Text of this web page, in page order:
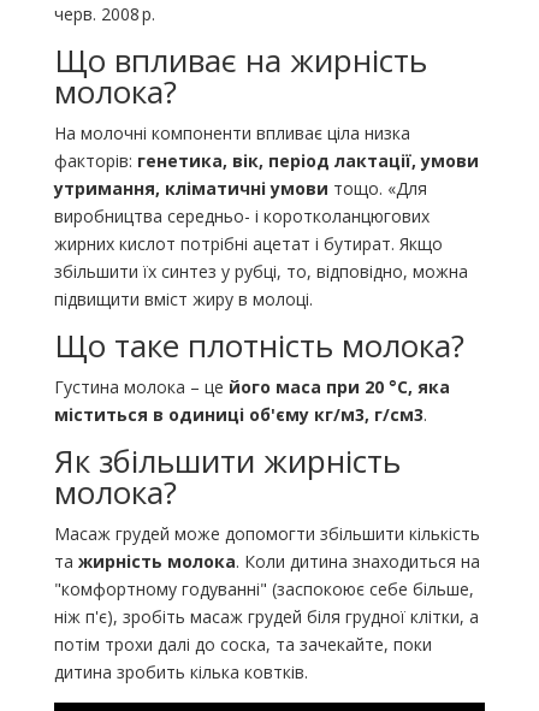
черв. 2008 р.
Що впливає на жирність
молока?
На молочні компоненти впливає ціла низка
факторів: генетика, вік, період лактації, умови
утримання, кліматичні умови тощо. «Для
виробництва середньо- і коротколанцюгових
жирних кислот потрібні ацетат і бутират. Якщо
збільшити їх синтез у рубці, то, відповідно, можна
підвищити вміст жиру в молоці.
Що таке плотність молока?
Густина молока – це його маса при 20 °С, яка
міститься в одиниці об'єму кг/м3, г/см3.
Як збільшити жирність
молока?
Масаж грудей може допомогти збільшити кількість
та жирність молока. Коли дитина знаходиться на
"комфортному годуванні" (заспокоює себе більше,
ніж п'є), зробіть масаж грудей біля грудної клітки, а
потім трохи далі до соска, та зачекайте, поки
дитина зробить кілька ковтків.